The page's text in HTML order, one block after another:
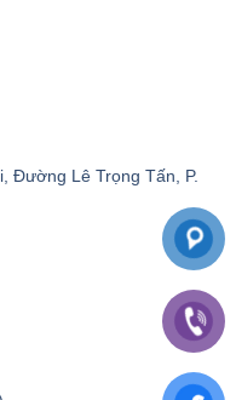
Đường Lê Trọng Tấn, P.